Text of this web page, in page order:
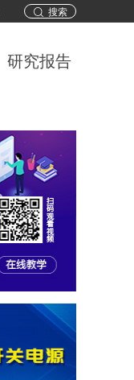
搜索
研究报告